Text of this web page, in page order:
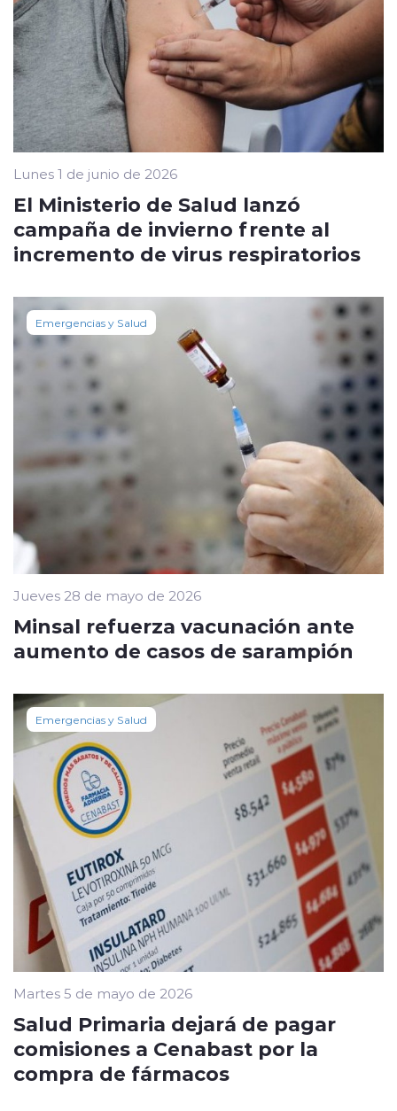
Lunes 1 de junio de 2026
El Ministerio de Salud lanzó
campaña de invierno frente al
incremento de virus respiratorios
Emergencias y Salud
Jueves 28 de mayo de 2026
Minsal refuerza vacunación ante
aumento de casos de sarampión
Emergencias y Salud
Martes 5 de mayo de 2026
Salud Primaria dejará de pagar
comisiones a Cenabast por la
compra de fármacos